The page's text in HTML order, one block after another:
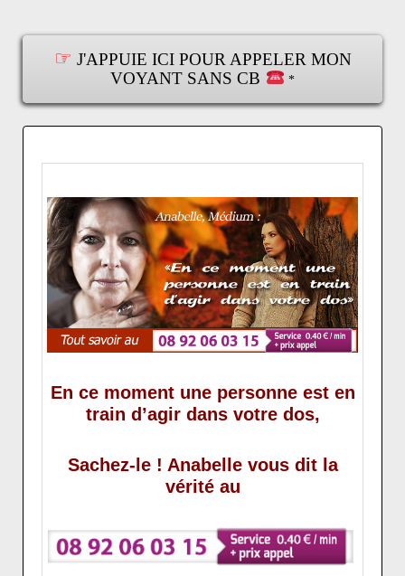
☞ J'APPUIE ICI POUR APPELER MON
VOYANT SANS CB
*
En ce moment une personne est en
train d’agir dans votre dos,
Sachez-le ! Anabelle vous dit la
vérité au